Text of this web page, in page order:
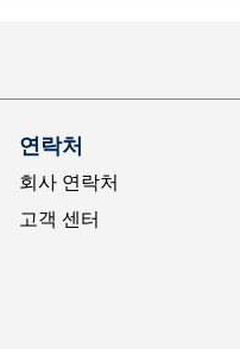
연락처
회사 연락처
고객 센터